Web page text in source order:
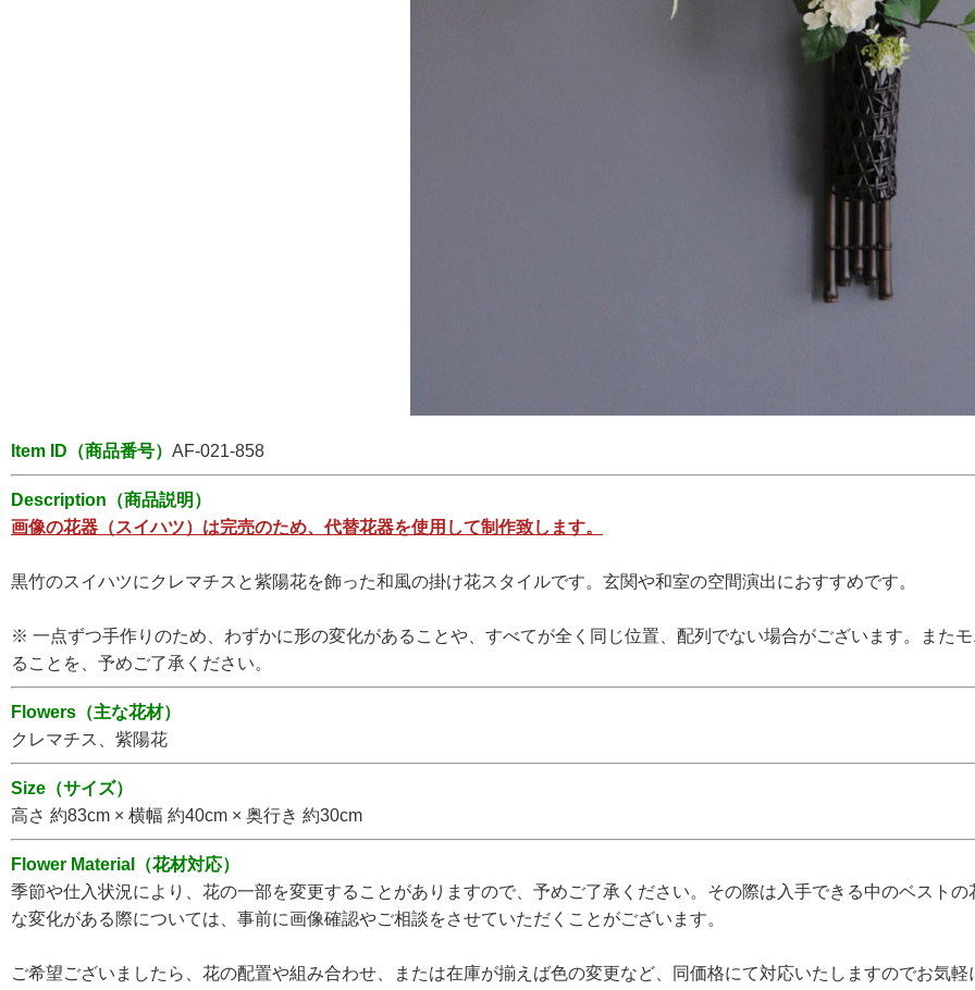
Item ID（商品番号） AF-021-858
Description（商品説明）
画像の花器（スイハツ）は完売のため、代替花器を使用して制作致します。
黒竹のスイハツにクレマチスと紫陽花を飾った和風の掛け花スタイルです。玄関や和室の空間演出におすすめです。
※ 一点ずつ手作りのため、わずかに形の変化があることや、すべてが全く同じ位置、配列でない場合がございます。また
ることを、予めご了承ください。
Flowers（主な花材）
クレマチス、紫陽花
Size（サイズ）
高さ 約83cm × 横幅 約40cm × 奥行き 約30cm
Flower Material（花材対応）
季節や仕入状況により、花の一部を変更することがありますので、予めご了承ください。その際は入手できる中のベスト
な変化がある際については、事前に画像確認やご相談をさせていただくことがございます。
ご希望ございましたら、花の配置や組み合わせ、または在庫が揃えば色の変更など、同価格にて対応いたしますのでお気